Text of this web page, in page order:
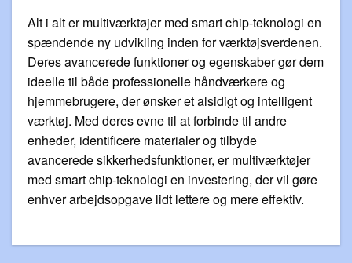
Alt i alt er multiværktøjer med smart chip-teknologi en
spændende ny udvikling inden for værktøjsverdenen.
Deres avancerede funktioner og egenskaber gør dem
ideelle til både professionelle håndværkere og
hjemmebrugere, der ønsker et alsidigt og intelligent
værktøj. Med deres evne til at forbinde til andre
enheder, identificere materialer og tilbyde
avancerede sikkerhedsfunktioner, er multiværktøjer
med smart chip-teknologi en investering, der vil gøre
enhver arbejdsopgave lidt lettere og mere effektiv.